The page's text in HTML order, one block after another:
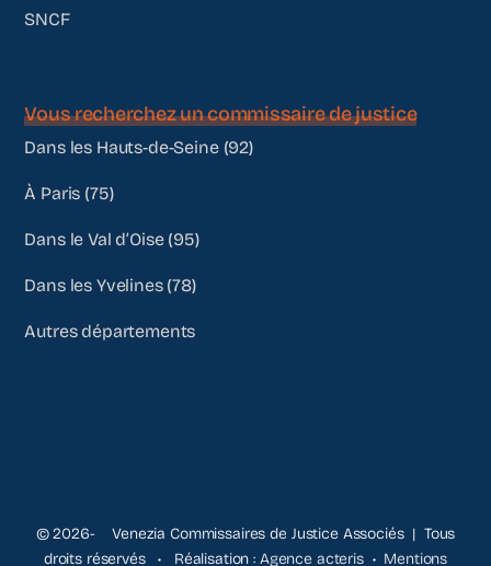
SNCF
Vous recherchez un commissaire de justice
Dans les Hauts-de-Seine (92)
À Paris (75)
Dans le Val d’Oise (95)
Dans les Yvelines (78)
Autres départements
© 2026- Venezia Commissaires de Justice Associés | Tous
droits réservés • Réalisation : Agence acteris• Mentions